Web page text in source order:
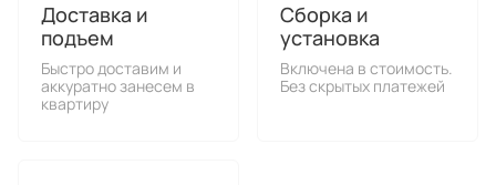
Доставка и
подъем
Быстро доставим и
аккуратно занесем в
квартиру
Сборка и
установка
Включена в стоимость.
Без скрытых платежей